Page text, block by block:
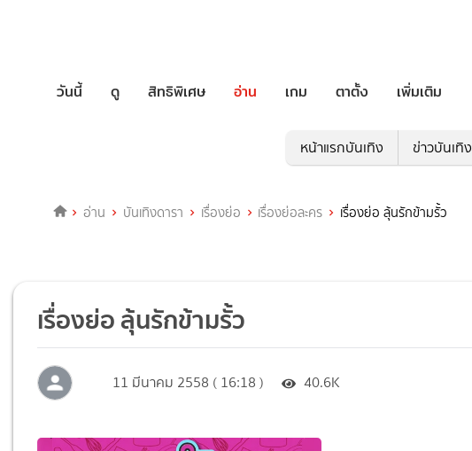
วันนี้ ดู สิทธิพิเศษ อ่าน เกม ตาตั้ง เพิ่มเติม
หน้าแรกบันเทิง ข่าวบันเทิง
อ่าน บันเทิงดารา เรื่องย่อ เรื่องย่อละคร เรื่องย่อ ลุ้นรักข้ามรั้ว
เรื่องย่อ ลุ้นรักข้ามรั้ว
11 มีนาคม 2558 ( 16:18 ) 40.6K